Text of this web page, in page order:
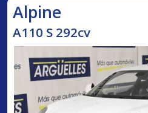
Alpine
A110 S 292cv